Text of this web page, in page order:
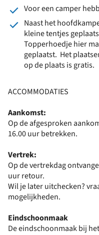
Voor een camper
Naast het
kleine tentjes
Topperhoedje hier
geplaatst. Het
op de plaats is gratis.
ACCOMMODATIES
Aankomst:
Op de afgesproken
16.00 uur betrekken.
Vertrek:
Op de vertrekdag
uur retour.
Wil je later uitchecken?
mogelijkheden.
Eindschoonmaak
De eindschoonmaak bij